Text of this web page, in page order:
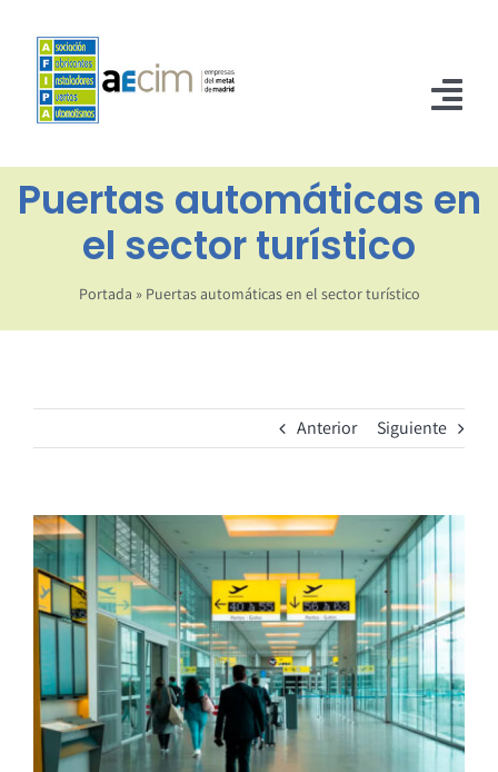
contenido
INICIO
ASOCIADOS
NORMATIVA
CONTACTO
Puertas automáticas en
el sector turístico
Portada » Puertas automáticas en el sector turístico
Anterior Siguiente
Ver
imagen
más
grande